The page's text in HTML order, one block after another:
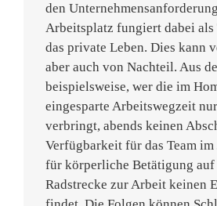
den
Arbeitsplatz fungiert dabei als
das private Leben. Dies kann
aber auch von Nachteil. Aus
beispielsweise, wer die im
eingesparte Arbeitswegzeit
verbringt, abends keinen
Verfügbarkeit für das Team
für körperliche Betätigung
Radstrecke zur Arbeit keinen